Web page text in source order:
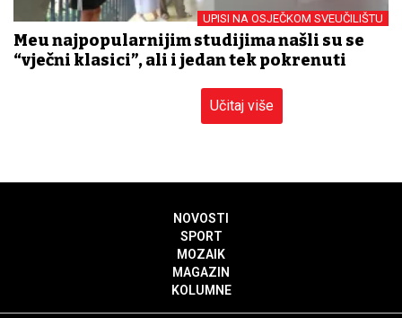
UPISI NA OSJEČKOM SVEUČILIŠTU
Među najpopularnijim studijima našli su se
“vječni klasici”, ali i jedan tek pokrenuti
Učitaj više
NOVOSTI
SPORT
MOZAIK
MAGAZIN
KOLUMNE